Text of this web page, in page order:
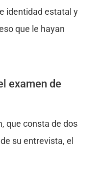
identidad estatal y
que le hayan
examen de
que consta de dos
su entrevista, el